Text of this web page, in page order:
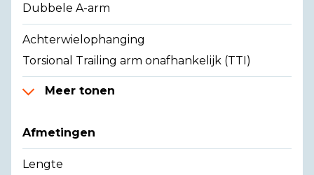
Dubbele A-arm
Achterwielophanging
Torsional Trailing arm onafhankelijk (TTI)
Meer tonen
Afmetingen
Lengte